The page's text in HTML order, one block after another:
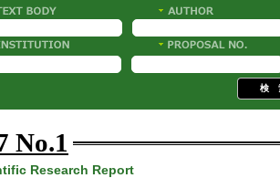
No.1
Research Report